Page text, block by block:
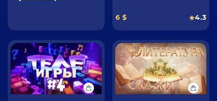
6 $ 4.3